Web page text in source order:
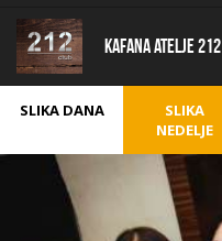
Kafana Atelje 212
SLIKA DANA
SLIKA
NEDELJE